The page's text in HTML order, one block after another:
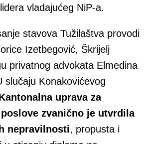
vladajućeg NiP-a.
stavova Tužilaštva provodi
Izetbegović, Škrijelj
privatnog advokata Elmedina
slučaju Konakovićevog
uprava za
zvanično je utvrdila
nepravilnosti, propusta i